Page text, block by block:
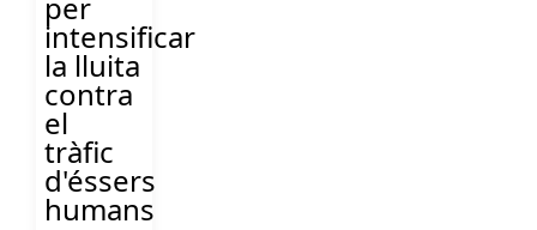
intensificar
la lluita
contra
el
tràfic
d'éssers
humans